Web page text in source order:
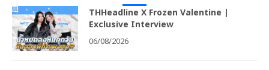
THHeadline X Frozen Valentine |
Exclusive Interview
06/08/2026